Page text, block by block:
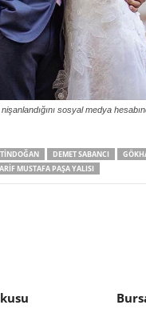
nişanlandığını sosyal medya
DEMET SABANCI
MUSTAFA PAŞA YALISI